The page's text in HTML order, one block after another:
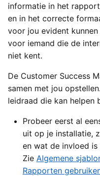
informatie in het
en in het correcte
voor jou evident
voor iemand die de
niet kent.
De Customer Success
samen met jou
leidraad die kan helpen
Probeer eerst al
uit op je installatie,
en wat de invloed
Zie Algemene
Rapporten